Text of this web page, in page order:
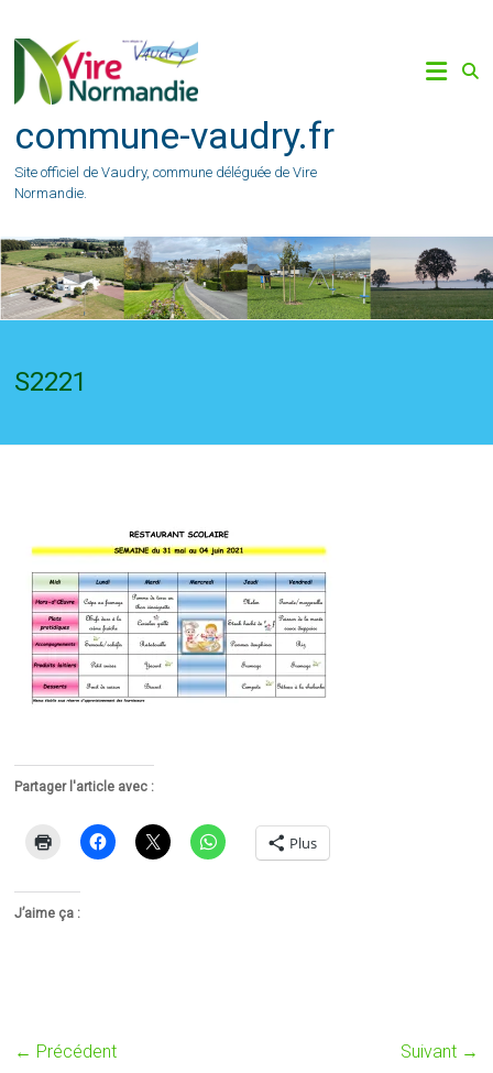
content
commune-vaudry.fr
Site officiel de Vaudry, commune déléguée de Vire
Normandie.
S2221
Partager l'article avec :
Plus
J’aime ça :
← Précédent Suivant →